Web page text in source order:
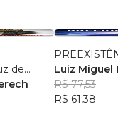
de
e
Luiz Miguel
R$ 77,53
R$ 61,38